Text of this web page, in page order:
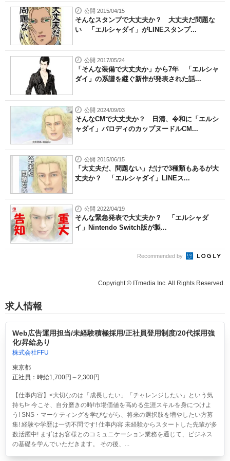
公開 2015/04/15
そんなスタンプで大丈夫か？ 大丈夫だ問題な
い 「エルシャダイ」がLINEスタンプ...
公開 2017/05/24
「そんな装備で大丈夫か」から7年 「エルシャ
ダイ」の系譜を継ぐ新作が発表された話...
公開 2024/09/03
そんなCMで大丈夫か？ 日清、令和に「エルシ
ャダイ」パロディのカップヌードルCM...
公開 2015/06/15
「大丈夫だ、問題ない」だけで3種類もあるが大
丈夫か？ 「エルシャダイ」LINEス...
公開 2022/04/19
そんな緊急発表で大丈夫か？ 「エルシャダ
イ」Nintendo Switch版が製...
Recommended by
Copyright © ITmedia Inc. All Rights Reserved.
求人情報
Web広告運用担当/未経験積極採用/正社員登用制度/20代採用強
化/昇給あり
株式会社FFU
東京都
正社員：時給1,700円～2,300円
【仕事内容】<大切なのは「成長したい」「チャレンジしたい」という気
持ち!> 今こそ、自分磨きの時!市場価値を高める生涯スキルを身につけよ
う! SNS・マーケティングを学びながら、将来の選択肢を増やしたい方募
集! 経験や学歴は一切不問です! 仕事内容 未経験からスタートした先輩が多
数活躍中! まずはお客様とのコミュニケーション業務を通じて、ビジネス
の基礎を学んでいただきます。 その後、...